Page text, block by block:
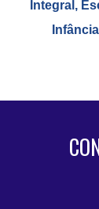
Integral,